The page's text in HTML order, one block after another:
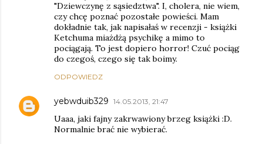
"Dziewczynę z sąsiedztwa". I, cholera, nie wiem,
czy chcę poznać pozostałe powieści. Mam
dokładnie tak, jak napisałaś w recenzji - książki
Ketchuma miażdżą psychikę a mimo to
pociągają. To jest dopiero horror! Czuć pociąg
do czegoś, czego się tak boimy.
ODPOWIEDZ
yebwduib329 14.05.2013, 21:47
Uaaa, jaki fajny zakrwawiony brzeg książki :D.
Normalnie brać nie wybierać.